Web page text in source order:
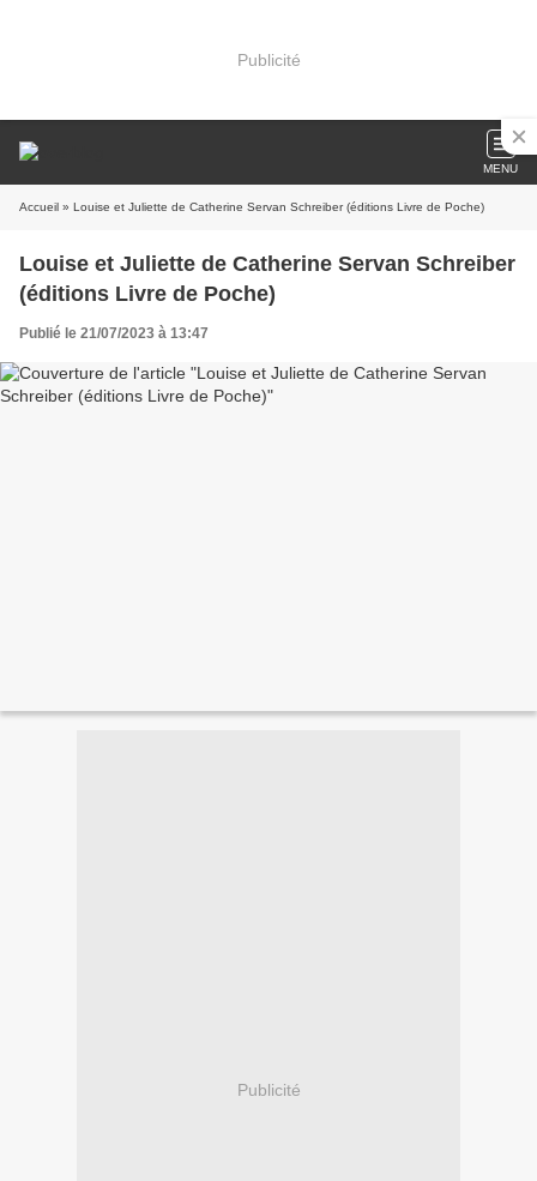
Publicité
MENU
Accueil » Louise et Juliette de Catherine Servan Schreiber (éditions Livre de Poche)
Louise et Juliette de Catherine Servan Schreiber
(éditions Livre de Poche)
Publié le 21/07/2023 à 13:47
Publicité